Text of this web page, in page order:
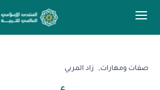
صفات ومهارات زاد المربي